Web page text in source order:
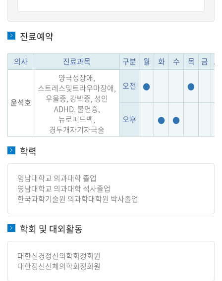
진료예약
의사 진료과목 구분 월 화 수 목 금 토
윤석호
양극성장애,
스트레스및트라우마장애,
우울증, 강박증, 성인
ADHD, 불면증,
뉴로피드백,
경두개자기자극술
오전 ● ●
오후 ● ●
학력
영남대학교 의과대학 졸업
영남대학교 의과대학 석사졸업
한국과학기술원 의과학대학원 박사졸업
학회 및 대외활동
대한신경정신의학회정회원
대한정신신체의학회정회원